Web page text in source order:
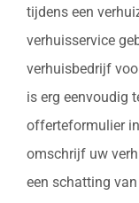
tijdens een
verhuisservice
verhuisbedrijf
is erg eenvoudig
offerteformulier
omschrijf uw
een schatting